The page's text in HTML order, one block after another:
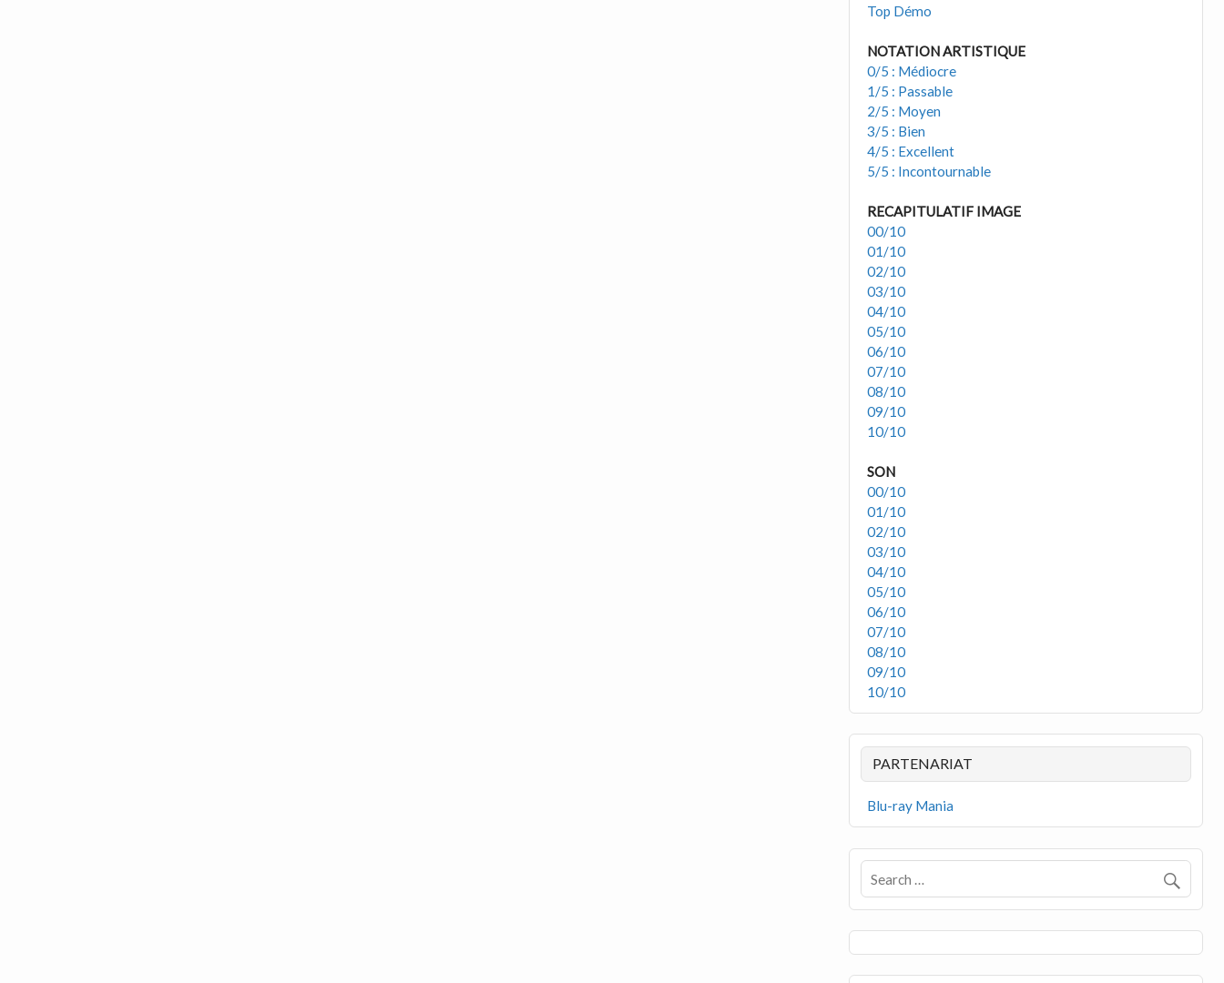
Top Démo
NOTATION ARTISTIQUE
0/5 : Médiocre
1/5 : Passable
2/5 : Moyen
3/5 : Bien
4/5 : Excellent
5/5 : Incontournable
RECAPITULATIF IMAGE
00/10
01/10
02/10
03/10
04/10
05/10
06/10
07/10
08/10
09/10
10/10
SON
00/10
01/10
02/10
03/10
04/10
05/10
06/10
07/10
08/10
09/10
10/10
PARTENARIAT
Blu-ray Mania